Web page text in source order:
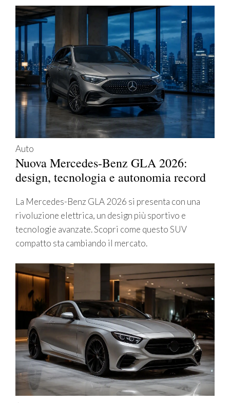
Auto
Nuova Mercedes-Benz GLA 2026:
design, tecnologia e autonomia record
La Mercedes-Benz GLA 2026 si presenta con una
rivoluzione elettrica, un design più sportivo e
tecnologie avanzate. Scopri come questo SUV
compatto sta cambiando il mercato.